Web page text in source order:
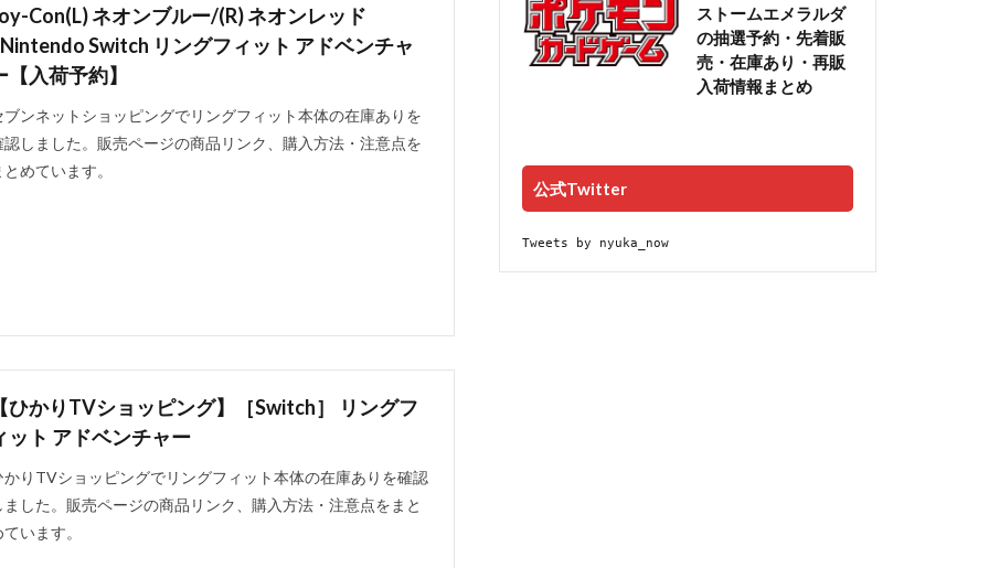
Con(L) ネオンブルー/(R) ネオンレッド
Switch リングフィット アドベンチャ
【入荷予約】
ブンネットショッピングでリングフィット本体の在庫ありを
認しました。販売ページの商品リンク、購入方法・注意点を
とめています。
ひかりTVショッピング】［Switch］ リングフ
ット アドベンチャー
かりTVショッピングでリングフィット本体の在庫ありを確認
ました。販売ページの商品リンク、購入方法・注意点をまと
います。
ストームエメラルダ
の抽選予約・先着販
売・在庫あり・再販
入荷情報まとめ
公式Twitter
Tweets by nyuka_now